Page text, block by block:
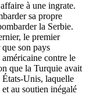
à une ingrate.
sa propre
la Serbie.
le premier
son pays
contre le
que la Turquie avait
États-Unis, laquelle
au soutien inégalé